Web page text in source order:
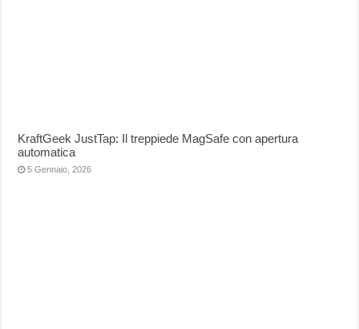
KraftGeek JustTap: Il treppiede MagSafe con apertura
automatica
5 Gennaio, 2026